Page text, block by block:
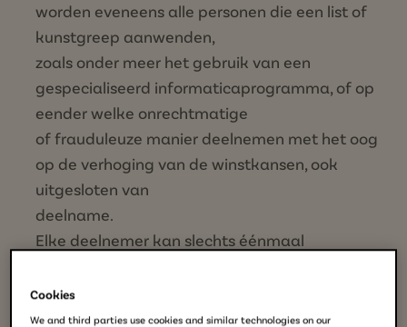
worden eveneens alle personen die een list of
kunstgreep aanwenden,
zoals onder meer het gebruik van een
gespecialiseerd informaticaprogramma, of op
eender welke onrechtmatige
of frauduleuze manier deelnemen met het oog
op de verhoging van de winstkansen, ook
uitgesloten van
deelname.
Elke deelnemer kan slechts éénmaal
JDE kan, in de mate dat dit wettelijk is
toegelaten, alle controles doen of laten doen
Cookies
We and third parties use cookies and similar technologies on our